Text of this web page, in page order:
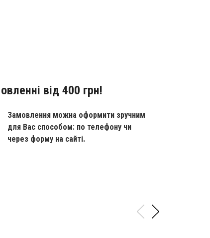
від 400 грн!
Замовлення можна оформити зручним
для Вас способом: по телефону чи
через форму на сайті.